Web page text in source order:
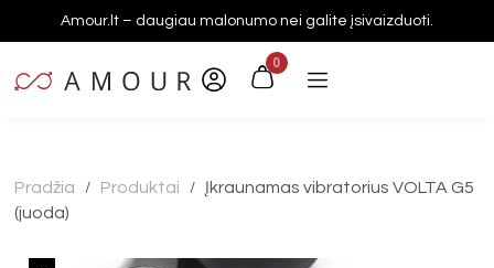
Amour.lt – daugiau malonumo nei galite įsivaizduoti.
0
Pradžia / Produktai /
Įkraunamas vibratorius VOLTA G5
(juoda)